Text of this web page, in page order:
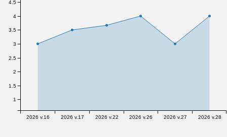
2026 v.16 2026 v.17 2026 v.22 2026 v.26 2026 v.27 2026 v.28
1
1.5
2
2.5
3
3.5
4
4.5